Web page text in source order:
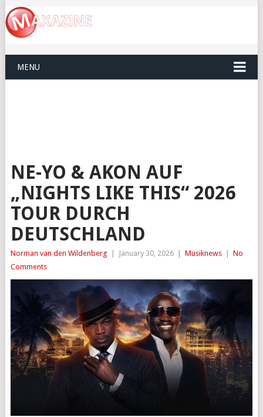
MENU
NE-YO & AKON AUF
„NIGHTS LIKE THIS“ 2026
TOUR DURCH
DEUTSCHLAND
Norman van den Wildenberg January 30, 2026 Musiknews
No
Comments